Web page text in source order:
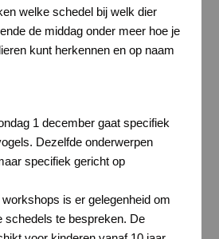
welke schedel bij welk dier
de middag onder meer hoe je
kunt herkennen en op naam
1 december gaat specifiek
Dezelfde onderwerpen
specifiek gericht op
is er gelegenheid om
schedels te bespreken. De